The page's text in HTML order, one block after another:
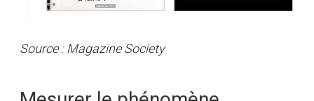
Source : MagazineSociety